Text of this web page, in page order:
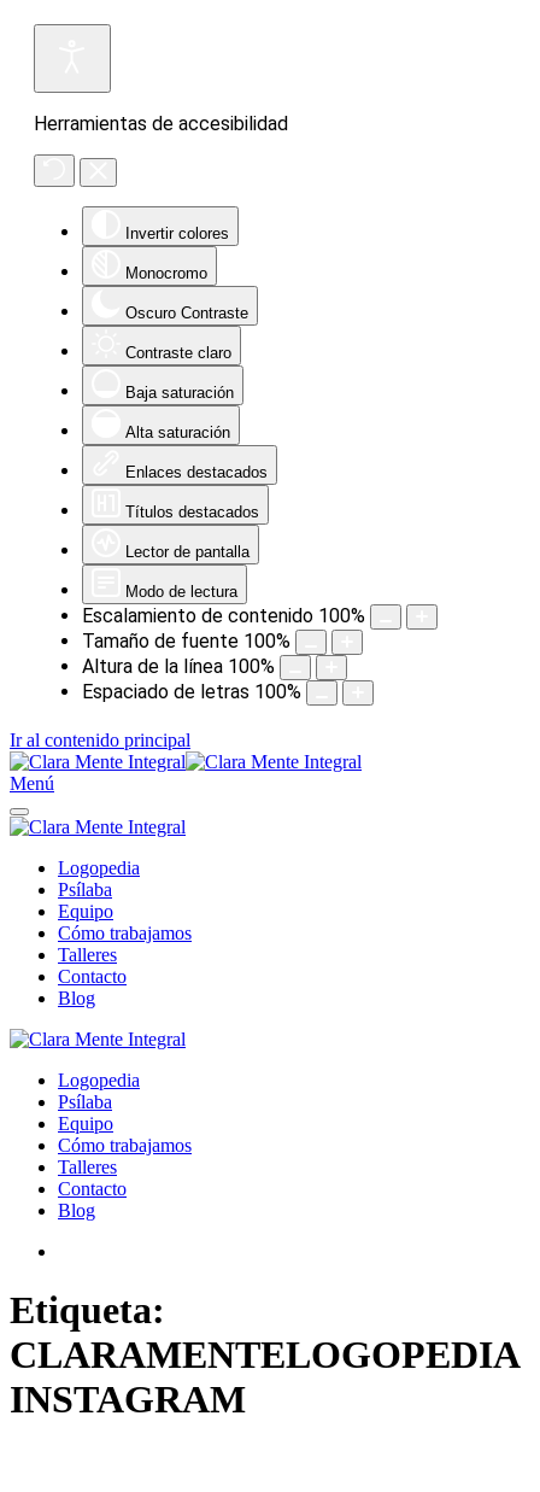
Herramientas de accesibilidad
Invertir colores
Monocromo
Oscuro Contraste
Contraste claro
Baja saturación
Alta saturación
Enlaces destacados
Títulos destacados
Lector de pantalla
Modo de lectura
Escalamiento de contenido 100%
Tamaño de fuente 100%
Altura de la línea 100%
Espaciado de letras 100%
Ir al contenido principal
Menú
Logopedia
Psílaba
Equipo
Cómo trabajamos
Talleres
Contacto
Blog
Logopedia
Psílaba
Equipo
Cómo trabajamos
Talleres
Contacto
Blog
Etiqueta:
CLARAMENTELOGOPEDIA
INSTAGRAM